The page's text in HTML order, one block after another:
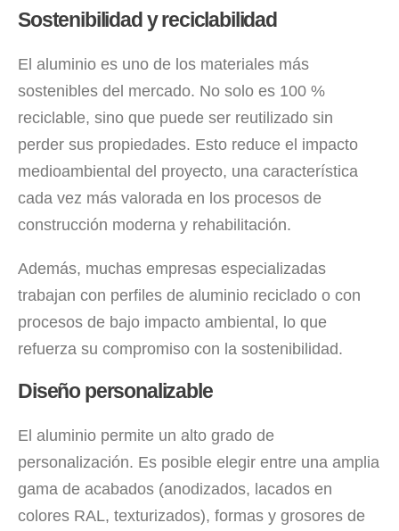
Sostenibilidad y reciclabilidad
El aluminio es uno de los materiales más
sostenibles del mercado. No solo es 100 %
reciclable, sino que puede ser reutilizado sin
perder sus propiedades. Esto reduce el impacto
medioambiental del proyecto, una característica
cada vez más valorada en los procesos de
construcción moderna y rehabilitación.
Además, muchas empresas especializadas
trabajan con perfiles de aluminio reciclado o con
procesos de bajo impacto ambiental, lo que
refuerza su compromiso con la sostenibilidad.
Diseño personalizable
El aluminio permite un alto grado de
personalización. Es posible elegir entre una amplia
gama de acabados (anodizados, lacados en
colores RAL, texturizados), formas y grosores de